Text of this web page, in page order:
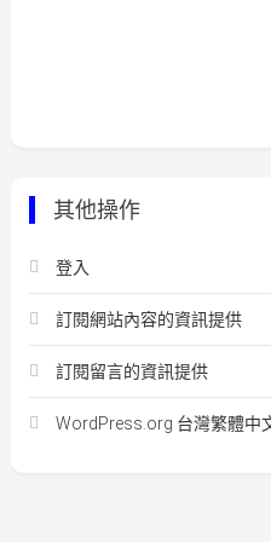
其他操作
登入
訂閱網站內容的資訊提供
訂閱留言的資訊提供
WordPress.org 台灣繁體中